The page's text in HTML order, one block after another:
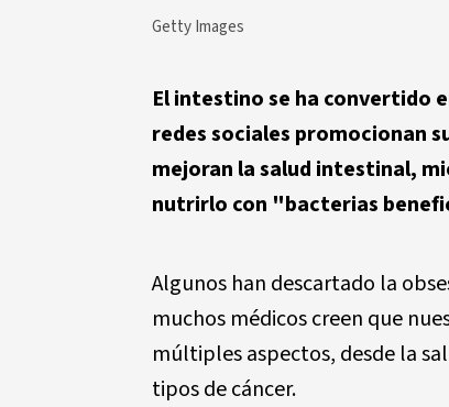
Getty Images
El intestino se ha convertido
redes sociales promocionan
mejoran la salud intestinal,
nutrirlo con "bacterias
Algunos han descartado la
muchos médicos creen que
múltiples aspectos, desde la
tipos de cáncer.